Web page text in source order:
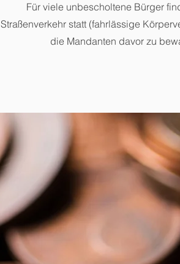
Für viele unbescholtene Bürger
Straßenverkehr statt (fahrlässige
die Mandanten davor zu